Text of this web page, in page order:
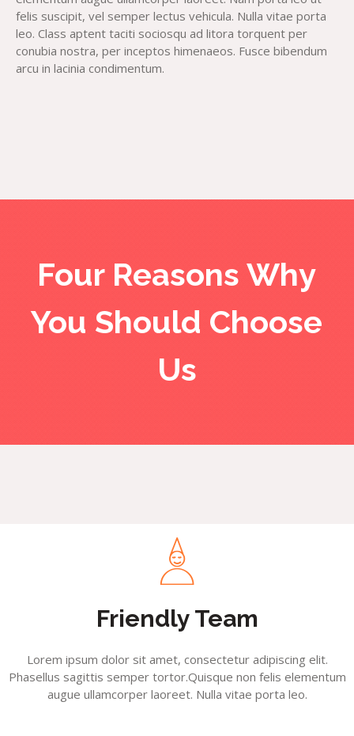
felis suscipit, vel semper lectus vehicula. Nulla vitae porta
leo. Class aptent taciti sociosqu ad litora torquent per
conubia nostra, per inceptos himenaeos. Fusce bibendum
arcu in lacinia condimentum.
Four Reasons Why
You Should Choose
Us
Friendly Team
Lorem ipsum dolor sit amet, consectetur adipiscing elit.
Phasellus sagittis semper tortor.Quisque non felis elementum
augue ullamcorper laoreet. Nulla vitae porta leo.